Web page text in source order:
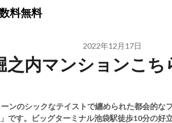
料無料
2022年12月17日
之内マンションこち
ンのシックなテイストで纏められた都会的な
です。ビッグターミナル池袋駅徒歩10分の好